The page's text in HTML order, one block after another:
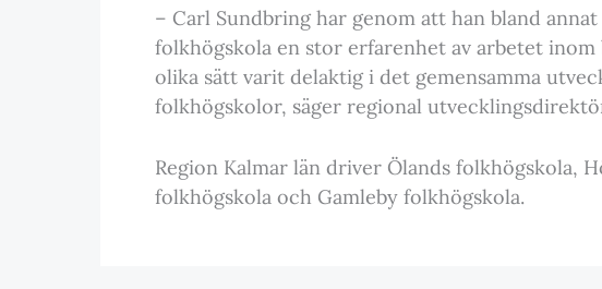
– Carl Sundbring har genom att han bland
folkhögskola en stor erfarenhet av arbetet
olika sätt varit delaktig i det gemensamma
folkhögskolor, säger regional
Region Kalmar län driver Ölands folkhögskola,
folkhögskola och Gamleby folkhögskola.